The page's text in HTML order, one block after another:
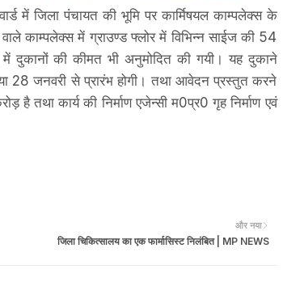
में जिला पंचायत की भूमि पर कार्मिषयल काम्पलेक्स के
काम्पलेक्स में ग्राउण्ड फ्लोर में विभिन्न साईज की 54
दुकानों की कीमत भी अनुमोदित की गयी। यह दुकाने
28 जनवरी से प्रारंभ होगी। तथा आवेदन प्रस्तुत करने
तथा कार्य की निर्माण एजेन्सी म0प्र0 गृह निर्माण एवं
और नया
जिला चिकित्सालय का एक फार्मासिस्ट निलंबित | MP NEWS